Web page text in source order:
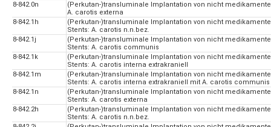
8-842.0n
(Perkutan-)transluminale Implantation von nicht
A. carotis externa
8-842.1h
(Perkutan-)transluminale Implantation von nicht
Stents: A. carotis n.n.bez.
8-842.1j
(Perkutan-)transluminale Implantation von nicht
Stents: A. carotis communis
8-842.1k
(Perkutan-)transluminale Implantation von nicht
Stents: A. carotis interna extrakraniell
8-842.1m
(Perkutan-)transluminale Implantation von nicht
Stents: A. carotis interna extrakraniell mit A. carotis communis
8-842.1n
(Perkutan-)transluminale Implantation von nicht
Stents: A. carotis externa
8-842.2h
(Perkutan-)transluminale Implantation von nicht
Stents: A. carotis n.n.bez.